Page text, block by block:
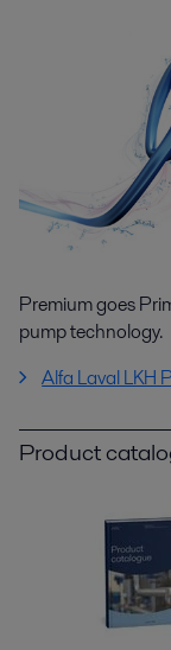
Premium goes
pump technology.
Alfa Laval LKH
Product